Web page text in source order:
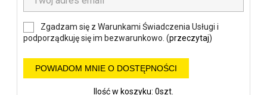
Zgadzam się z Warunkami Świadczenia Usługi i
podporządkuję się im bezwarunkowo. (przeczytaj)
POWIADOM MNIE O DOSTĘPNOŚCI
Ilość w koszyku: 0szt.